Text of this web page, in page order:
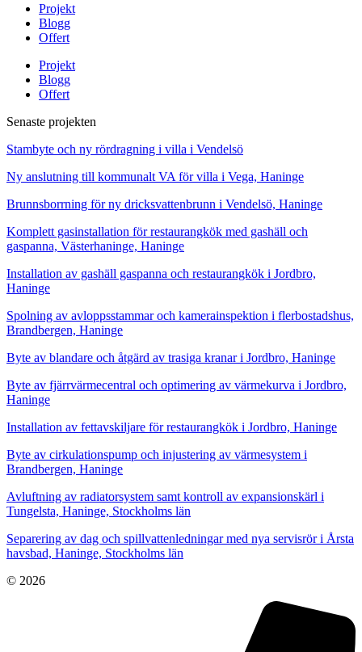
Projekt
Blogg
Offert
Projekt
Blogg
Offert
Senaste projekten
Stambyte och ny rördragning i villa i Vendelsö
Ny anslutning till kommunalt VA för villa i Vega, Haninge
Brunnsborrning för ny dricksvattenbrunn i Vendelsö, Haninge
Komplett gasinstallation för restaurangkök med gashäll och
gaspanna, Västerhaninge, Haninge
Installation av gashäll gaspanna och restaurangkök i Jordbro,
Haninge
Spolning av avloppsstammar och kamerainspektion i flerbostadshus,
Brandbergen, Haninge
Byte av blandare och åtgärd av trasiga kranar i Jordbro, Haninge
Byte av fjärrvärmecentral och optimering av värmekurva i Jordbro,
Haninge
Installation av fettavskiljare för restaurangkök i Jordbro, Haninge
Byte av cirkulationspump och injustering av värmesystem i
Brandbergen, Haninge
Avluftning av radiatorsystem samt kontroll av expansionskärl i
Tungelsta, Haninge, Stockholms län
Separering av dag och spillvattenledningar med nya servisrör i Årsta
havsbad, Haninge, Stockholms län
© 2026